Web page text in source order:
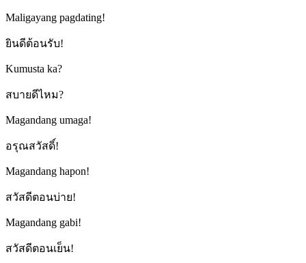
Maligayang pagdating!
ยินดีต้อนรับ!
Kumusta ka?
สบายดีไหม?
Magandang umaga!
อรุณสวัสดิ์!
Magandang hapon!
สวัสดีตอนบ่าย!
Magandang gabi!
สวัสดีตอนเย็น!